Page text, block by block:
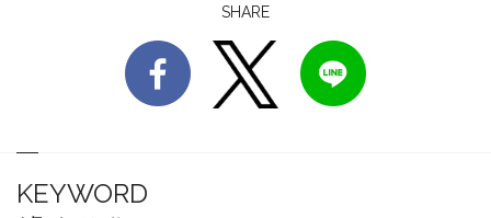
SHARE
KEYWORD